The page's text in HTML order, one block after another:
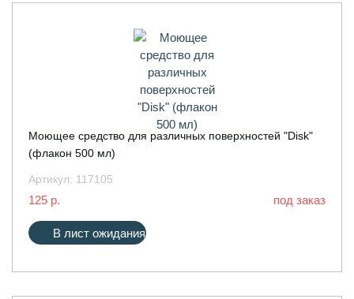
Моющее средство для различных поверхностей "Disk"
(флакон 500 мл)
Артикул: 117105
125 р. под заказ
В лист ожидания